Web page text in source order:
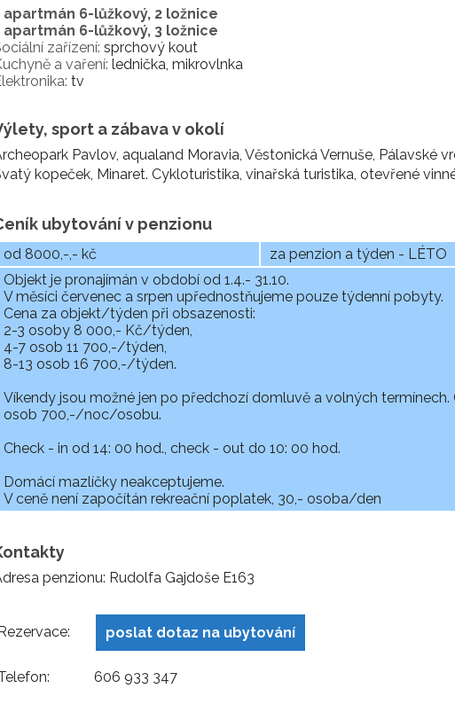
apartmán 6-lůžkový, 2 ložnice
apartmán 6-lůžkový, 3 ložnice
zařízení: sprchový kout
a vaření: lednička, mikrovlnka
tv
sport a zábava v okolí
Pavlov, aqualand Moravia, Věstonická Vernuše, Pálavské
kopeček, Minaret. Cykloturistika, vinařská turistika, otevřené
ubytování v penzionu
od 8000,-,- kč
za penzion a týden - LÉTO
Objekt je pronajímán v období od 1.4.- 31.10.
V měsíci červenec a srpen upřednostňujeme pouze týdenní pobyty.
Cena za objekt/týden při obsazenosti:
2-3 osoby 8 000,- Kč/týden,
4-7 osob 11 700,-/týden,
8-13 osob 16 700,-/týden.
Víkendy jsou možné jen po předchozí domluvě a volných
osob 700,-/noc/osobu.
Check - in od 14: 00 hod., check - out do 10: 00 hod.
Domácí mazlíčky neakceptujeme.
V ceně není započítán rekreační poplatek, 30,- osoba/den
penzionu: Rudolfa Gajdoše E163
poslat dotaz na ubytování
606 933 347